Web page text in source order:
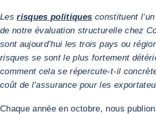
Lesrisques politiques constituent
de notre évaluation structurelle chez
sont aujourd’hui les trois pays ou
risques se sont le plus fortement
comment cela se répercute-t-il
coût de l’assurance pour les
Chaque année en octobre, nous